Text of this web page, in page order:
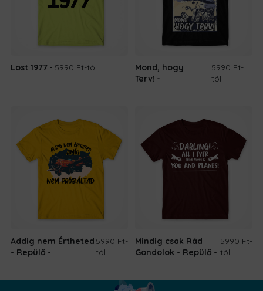
Lost 1977 5990 Ft-tól
Mond, hogy
Terv!
5990 Ft-
tól
Addig nem Értheted
- Repülő
5990 Ft-
tól
Mindig csak Rád
Gondolok - Repülő
5990 Ft-
tól